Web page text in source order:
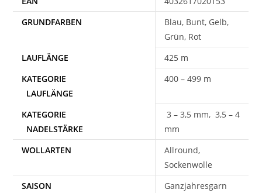
Blau, Bunt, Gelb,
Grün, Rot
425 m
400 – 499 m
3 – 3,5 mm, 3,5 – 4
mm
WOLLARTEN
Allround,
Sockenwolle
SAISON
Ganzjahresgarn